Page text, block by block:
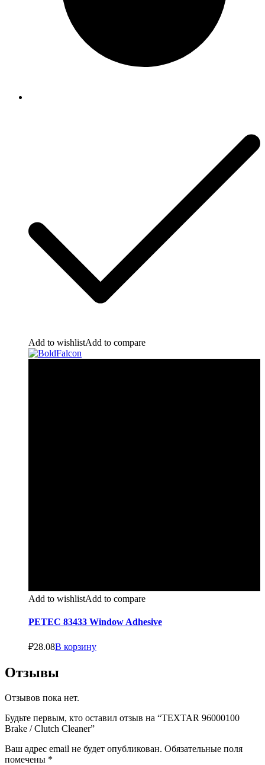
Add to wishlistAdd to compare
Add to wishlistAdd to compare
PETEC 83433 Window Adhesive
₽28.08В корзину
Отзывы
Отзывов пока нет.
Будьте первым, кто оставил отзыв на “TEXTAR 96000100
Brake / Clutch Cleaner”
Ваш адрес email не будет опубликован. Обязательные поля
помечены *